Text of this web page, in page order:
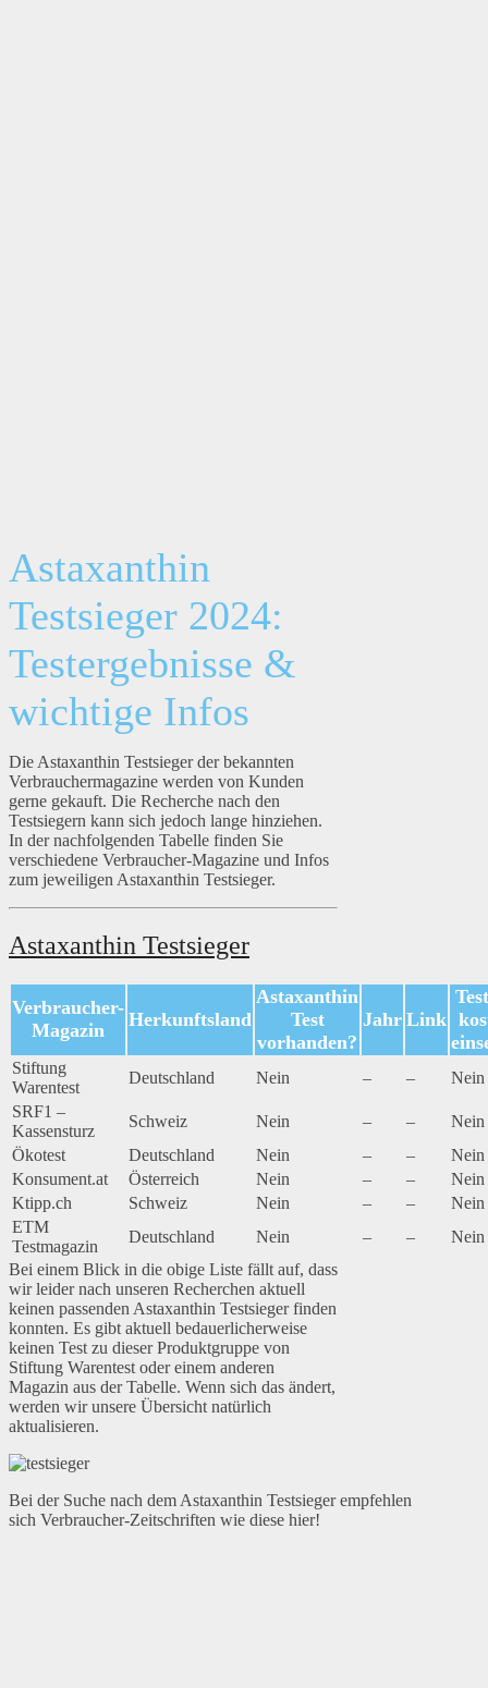
Astaxanthin
Testsieger 2024:
Testergebnisse &
wichtige Infos
Die Astaxanthin Testsieger der bekannten
Verbrauchermagazine werden von Kunden
gerne gekauft. Die Recherche nach den
Testsiegern kann sich jedoch lange hinziehen.
In der nachfolgenden Tabelle finden Sie
verschiedene Verbraucher-Magazine und Infos
zum jeweiligen Astaxanthin Testsieger.
Astaxanthin Testsieger
Verbraucher-
Magazin
Herkunftsland
Astaxanthin
Test
vorhanden?
Jahr Link
Stiftung
Warentest
Deutschland Nein – –
Nein
SRF1 –
Kassensturz
Schweiz Nein – –
Nein
Ökotest
Deutschland Nein – –
Nein
Konsument.at
Österreich Nein – –
Nein
Ktipp.ch
Schweiz Nein – –
Nein
ETM
Testmagazin
Deutschland Nein – –
Nein
Bei einem Blick in die obige Liste fällt auf, dass
wir leider nach unseren Recherchen aktuell
keinen passenden Astaxanthin Testsieger finden
konnten. Es gibt aktuell bedauerlicherweise
keinen Test zu dieser Produktgruppe von
Stiftung Warentest oder einem anderen
Magazin aus der Tabelle. Wenn sich das ändert,
werden wir unsere Übersicht natürlich
aktualisieren.
Bei der Suche nach dem Astaxanthin Testsieger empfehlen
sich Verbraucher-Zeitschriften wie diese hier!